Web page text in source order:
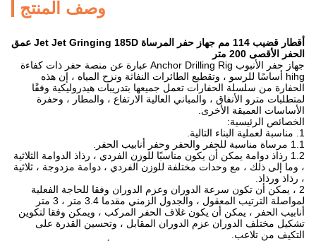
وصف المنتج
أقطار قضيب 114 مم جهاز حفر المرساة Jet Jet Gringing 185D عمق
الحفر الأقصى 200 متر
جهاز حفر الأنبوب Anchor Drilling Rig عبارة عن منصة حفر ذات كفاءة
hihg أساسًا للرسو ، وتقطيع الطائرات النفاثة ونزح المياه ، إن هذه
الحفارة من سلسلة الحفارات تعمل جميعها بتدريبات هيدروليكية وفقًا
لمتطلبات مترو الأنفاق ، والمباني العالية الارتفاع ، والمطار ، وحفرة
الأساسات العميقة الأخرى.
الخصائص الرئيسية:
1. مناسبة لعملية البناء التالية.
1.1 مرساة مناسبة للحفر والحفر وحفر أنابيب الحفر.
1.2 رذاذ دوامة يمكن أن يكون مناسبًا للوزن الفردي ، رذاذ الدوامة الثلاثية
، وما إلى ذلك ، مع وحدات مختلفة للوزن الفردي ، دوامة مزدوجة ، ثلاثية
، رذاذ ورذاذ.
2 ، يمكن أن تكون سرعة الدوران وعزم الدوران وفقا للحاجة الفعلية
لمواصلة الترتيب المعقول ، والجدول الزمني مقدما 3.4 متر ، 3 متر
أنابيب الحفر ، يمكن أن يكون غلاف الحفر المركب ، ويمكن وفقا لتكوين
تشكيل مختلف الدوران عزم الدوران المقابل ، وتحسين القدرة على
التكيف من تلاعب.